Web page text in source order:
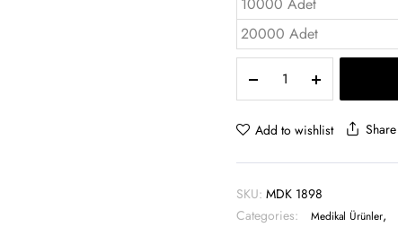
20000 Adet
Fırçası
ve
Diş
Seti
MDK
1898
Add to wishlist
SKU: MDK 1898
Categories:
Medikal Ürünler,